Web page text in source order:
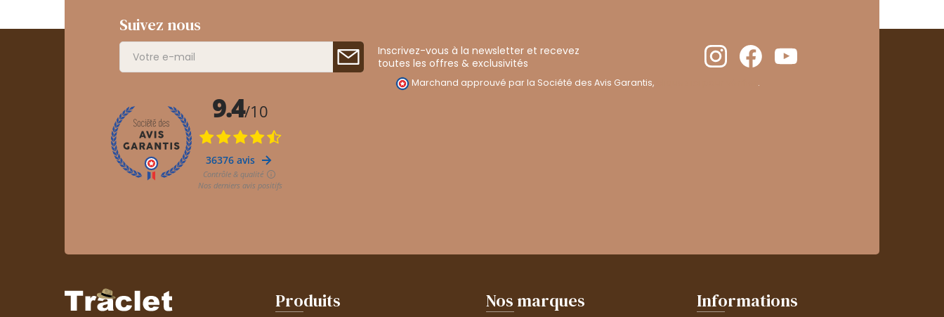
Suivez nous
Inscrivez-vous à la newsletter et recevez
toutes les offres & exclusivités
Marchand approuvé par la Société des Avis Garantis, .
Produits Nos marques Informations